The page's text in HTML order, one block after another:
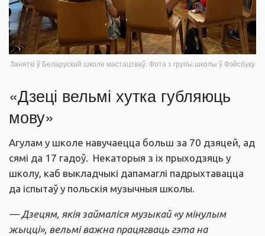
Заняткі ў Беларускай школе мастацтваў. Фота з групы школы ў Фэйсбуку
«Дзеці вельмі хутка губляюць
мову»
Агулам у школе навучаецца больш за 70 дзяцей, ад
сямі да 17 гадоў. Некаторыя з іх прыходзяць у
школу, каб выкладчыкі дапамаглі падрыхтавацца
да іспытаў у польскія музычныя школы.
— Дзецям, якія займаліся музыкай «у мінулым
жыцці», вельмі важна працягваць гэта на